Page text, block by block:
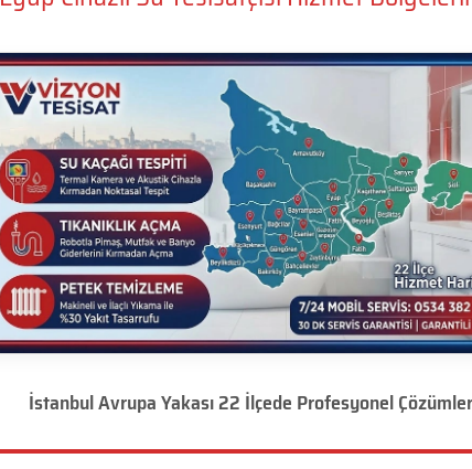
İstanbul Avrupa Yakası 22 İlçede Profesyonel Çözümler